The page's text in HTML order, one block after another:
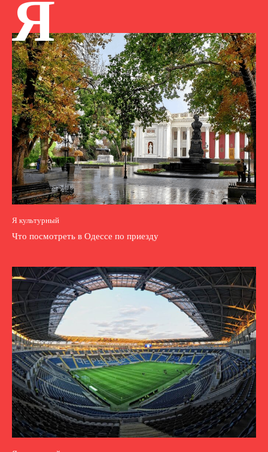
Я
Я культурный
Что посмотреть в Одессе по приезду